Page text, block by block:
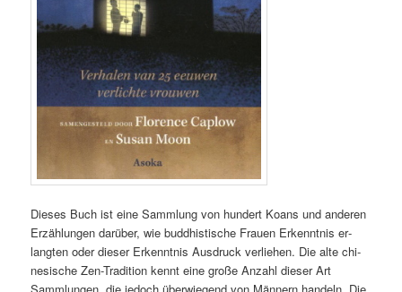
Die­ses Buch ist ei­ne Samm­lung von hun­dert Ko­ans und an­de­ren
Er­zäh­lun­gen dar­über, wie bud­dhis­ti­sche Frau­en Er­kennt­nis er­
lang­ten oder die­ser Er­kennt­nis Aus­druck ver­lie­hen. Die al­te chi­
ne­si­sche Zen-Tra­di­ti­on kennt ei­ne gro­ße An­zahl die­ser Art